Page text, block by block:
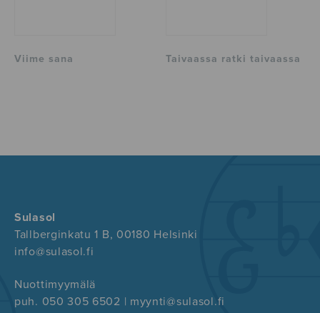
Viime sana Taivaassa ratki taivaassa
Sulasol
Tallberginkatu 1 B, 00180 Helsinki
info@sulasol.fi
Nuottimyymälä
puh. 050 305 6502 | myynti@sulasol.fi